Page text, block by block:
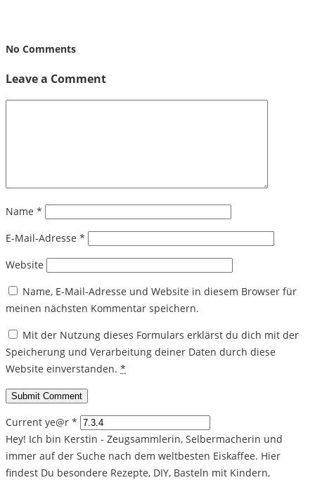
No Comments
Leave a Comment
Name *
E-Mail-Adresse *
Website
Name, E-Mail-Adresse und Website in diesem Browser für
meinen nächsten Kommentar speichern.
Mit der Nutzung dieses Formulars erklärst du dich mit der
Speicherung und Verarbeitung deiner Daten durch diese
Website einverstanden. *
Current ye@r *
Hey! Ich bin Kerstin - Zeugsammlerin, Selbermacherin und
immer auf der Suche nach dem weltbesten Eiskaffee. Hier
findest Du besondere Rezepte, DIY, Basteln mit Kindern,